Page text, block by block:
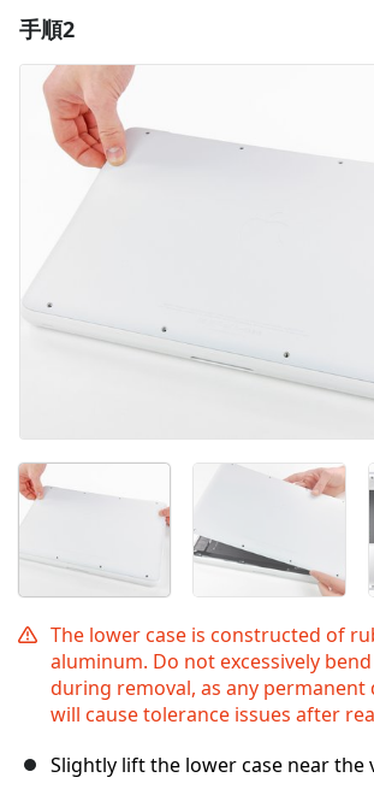
コメントを追加
手順2
The lower case is constructed of
aluminum. Do not excessively
during removal, as any
will cause tolerance issues after
Slightly lift the lower case near the